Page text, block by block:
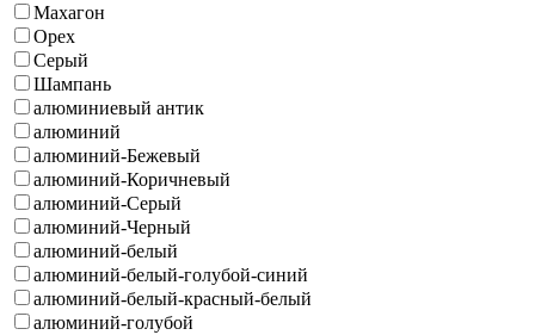
Махагон
Орех
Серый
Шампань
алюминиевый антик
алюминий
алюминий-Бежевый
алюминий-Коричневый
алюминий-Серый
алюминий-Черный
алюминий-белый
алюминий-белый-голубой-синий
алюминий-белый-красный-белый
алюминий-голубой